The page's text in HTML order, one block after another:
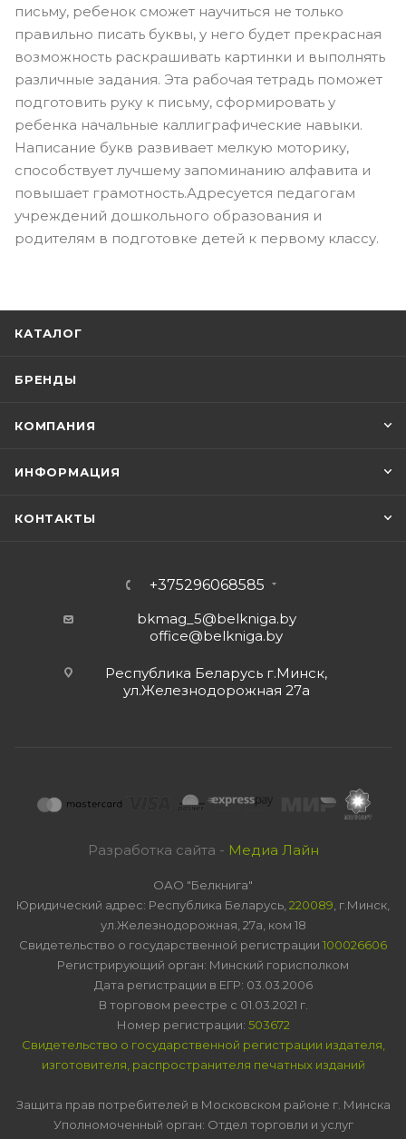
письму, ребенок сможет научиться не только
правильно писать буквы, у него будет прекрасная
возможность раскрашивать картинки и выполнять
различные задания. Эта рабочая тетрадь поможет
подготовить руку к письму, сформировать у
ребенка начальные каллиграфические навыки.
Написание букв развивает мелкую моторику,
способствует лучшему запоминанию алфавита и
повышает грамотность.Адресуется педагогам
учреждений дошкольного образования и
родителям в подготовке детей к первому классу.
КАТАЛОГ
БРЕНДЫ
КОМПАНИЯ
ИНФОРМАЦИЯ
КОНТАКТЫ
+375296068585
bkmag_5@belkniga.by
office@belkniga.by
Республика Беларусь г.Минск,
ул.Железнодорожная 27а
Разработка сайта - Медиа Лайн
ОАО "Белкнига"
Юридический адрес: Республика Беларусь, 220089 , г.Минск,
ул.Железнодорожная, 27а, ком 18
Свидетельство о государственной регистрации 100026606
Регистрирующий орган: Минский горисполком
Дата регистрации в ЕГР: 03.03.2006
В торговом реестре с 01.03.2021 г.
Номер регистрации: 503672
Свидетельство о государственной регистрации издателя,
изготовителя, распространителя печатных изданий
Защита прав потребителей в Московском районе г. Минска
Уполномоченный орган: Отдел торговли и услуг